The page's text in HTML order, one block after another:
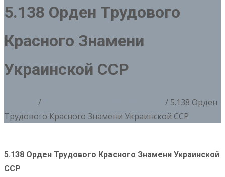
5.138 Орден Трудового
Красного Знамени
Украинской ССР
/
/ 5.138 Орден
Трудового Красного Знамени Украинской ССР
5.138 Орден Трудового Красного Знамени Украинской
ССР